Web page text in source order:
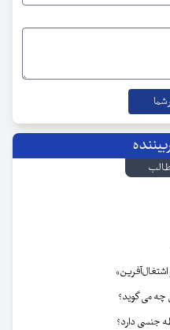
چه می گوید؟
جنسی دارد؟